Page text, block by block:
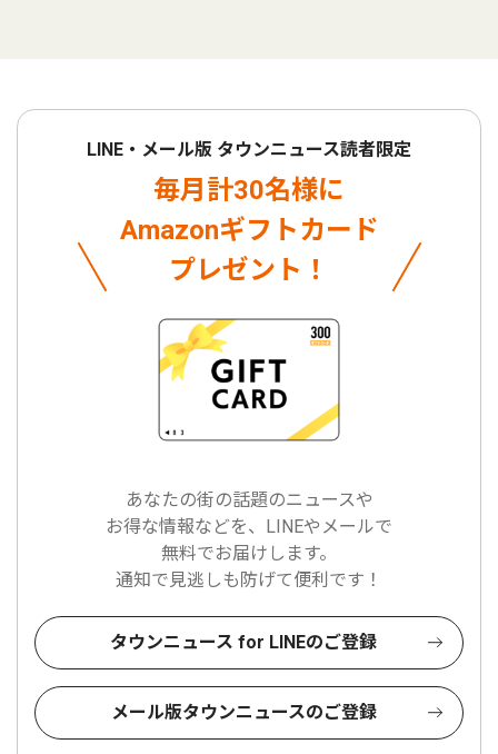
LINE・メール版 タウンニュース読者限定
毎月計30名様に
Amazonギフトカード
プレゼント！
あなたの街の話題のニュースや
お得な情報などを、LINEやメールで
無料でお届けします。
通知で見逃しも防げて便利です！
タウンニュース for LINEのご登録
メール版タウンニュースのご登録